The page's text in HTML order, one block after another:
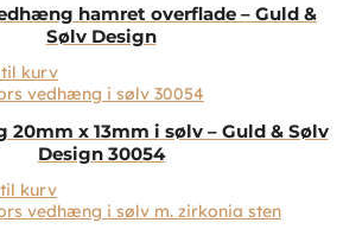
hamret overflade – Guld &
Sølv Design
kurv
20mm x 13mm i sølv – Guld & Sølv
Design 30054
kurv